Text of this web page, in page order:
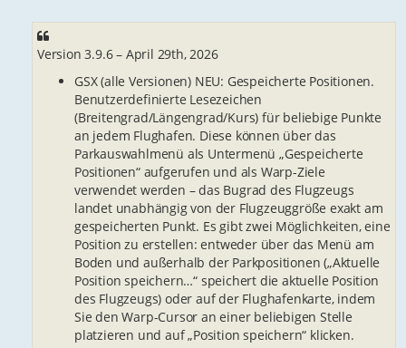
Version 3.9.6 – April 29th, 2026
GSX (alle Versionen) NEU: Gespeicherte Positionen.
Benutzerdefinierte Lesezeichen
(Breitengrad/Längengrad/Kurs) für beliebige Punkte
an jedem Flughafen. Diese können über das
Parkauswahlmenü als Untermenü „Gespeicherte
Positionen“ aufgerufen und als Warp-Ziele
verwendet werden – das Bugrad des Flugzeugs
landet unabhängig von der Flugzeuggröße exakt am
gespeicherten Punkt. Es gibt zwei Möglichkeiten, eine
Position zu erstellen: entweder über das Menü am
Boden und außerhalb der Parkpositionen („Aktuelle
Position speichern…“ speichert die aktuelle Position
des Flugzeugs) oder auf der Flughafenkarte, indem
Sie den Warp-Cursor an einer beliebigen Stelle
platzieren und auf „Position speichern“ klicken.